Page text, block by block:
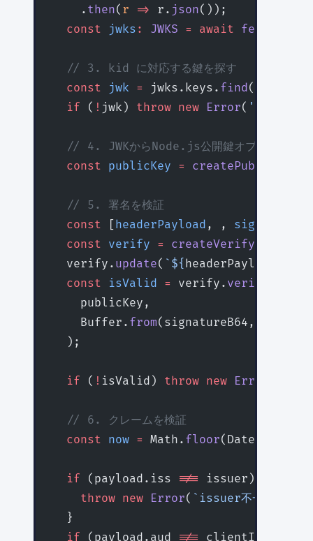
    .
then( r => r. json());
  const
jwks : JWKS = await fetch
  // 3. kid に対応する鍵を探す
  const
jwk = jwks.keys. find(
  if
( ! jwk) throw new Error( '公開鍵が
// 4. JWKからNode.js公開鍵オブジェクトを
  const
publicKey = createPublicKey
  // 5. 署名を検証
  const
[ headerPayload , ,
  const
verify = createVerify
  verify.
update( `${ headerPayload
  const
isValid = verify. verify
    publicKey,
    Buffer.
from(signatureB64,
  );
  if
( ! isValid) throw new Error
  // 6. クレームを検証
  const
now = Math. floor(Date.
  if
(payload.iss !== issuer) {
    throw
new Error( `issuer不一致: 期
  }
  if
(payload.aud !== clientId) {